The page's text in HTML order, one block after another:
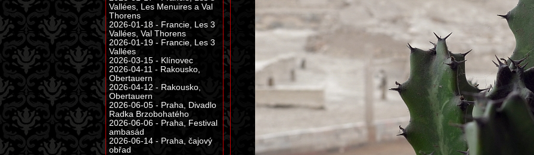
Vallées, Les Menuires a Val
Thorens
2026-01-18 - Francie, Les 3
Vallées, Val Thorens
2026-01-19 - Francie, Les 3
Vallées
2026-03-15 - Klínovec
2026-04-11 - Rakousko,
Obertauern
2026-04-12 - Rakousko,
Obertauern
2026-06-05 - Praha, Divadlo
Radka Brzobohatého
2026-06-06 - Praha, Festival
ambasád
2026-06-14 - Praha, čajový
obřad